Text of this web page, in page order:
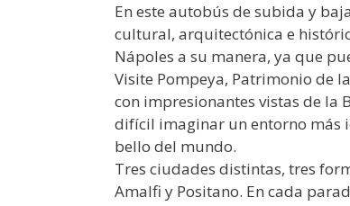
En este autobús de subida y
cultural, arquitectónica e
Nápoles a su manera, ya que
Visite Pompeya, Patrimonio de
con impresionantes vistas de la
difícil imaginar un entorno más
bello del mundo.
Tres ciudades distintas, tres
Amalfi y Positano. En cada